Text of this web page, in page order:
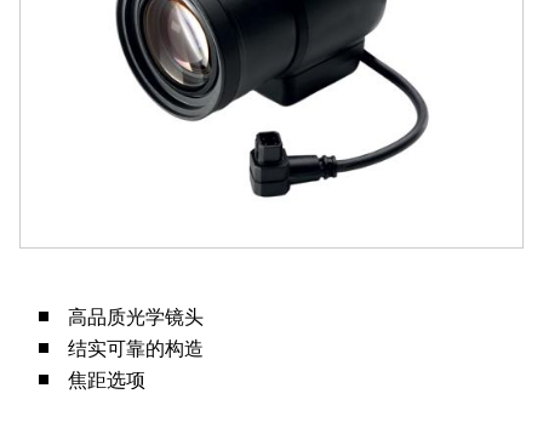
高品质光学镜头
结实可靠的构造
焦距选项